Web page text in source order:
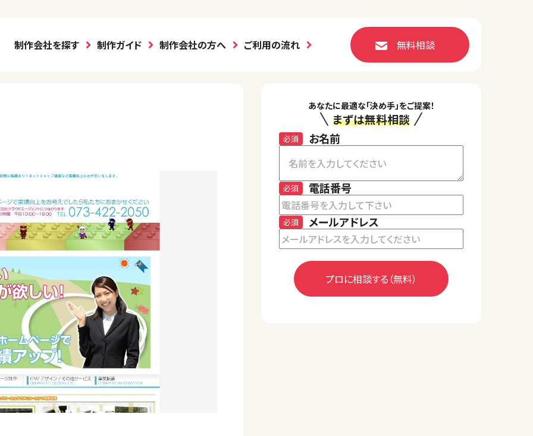
制作会社を探す 制作ガイド 制作会社の方へ ご利用の流れ 無料相談
あなたに最適な「決め手」をご提案！
まずは無料相談
お名前
必須
電話番号
必須
メールアドレス
必須